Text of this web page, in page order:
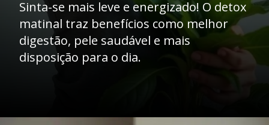
Sinta-se mais leve e energizado! O detox
matinal traz benefícios como melhor
digestão, pele saudável e mais
disposição para o dia.